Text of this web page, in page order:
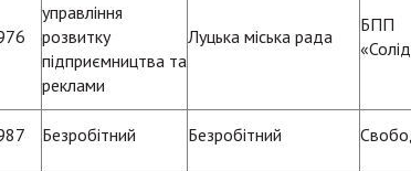
управління
розвитку
підприємництва та
реклами
Луцька міська рада
БПП
Безробітний Безробітний